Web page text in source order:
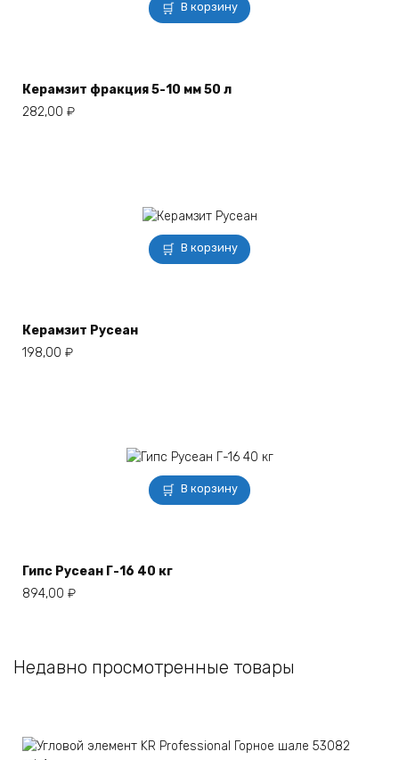
В корзину
Керамзит фракция 5-10 мм 50 л
282,00 ₽
В корзину
Керамзит Русеан
198,00 ₽
В корзину
Гипс Русеан Г-16 40 кг
894,00 ₽
Недавно просмотренные товары